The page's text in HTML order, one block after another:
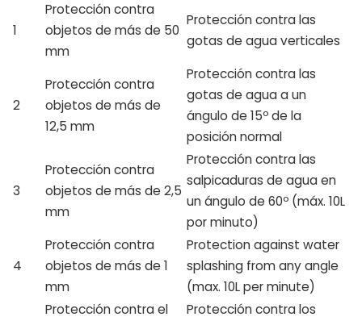
1
Protección contra
objetos de más de 50
mm
Protección contra las
gotas de agua verticales
2
Protección contra
objetos de más de
12,5 mm
Protección contra las
gotas de agua a un
ángulo de 15º de la
posición normal
3
Protección contra
objetos de más de 2,5
mm
Protección contra las
salpicaduras de agua en
un ángulo de 60º (máx. 10L
por minuto)
4
Protección contra
objetos de más de 1
mm
Protection against water
splashing from any angle
(max. 10L per minute)
Protección contra el
Protección contra los